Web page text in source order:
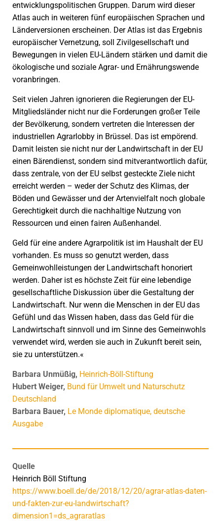
entwicklungspolitischen Gruppen. Darum wird dieser
Atlas auch in weiteren fünf europäischen Sprachen und
Länderversionen erscheinen. Der Atlas ist das Ergebnis
europäischer Vernetzung, soll Zivilgesellschaft und
Bewegungen in vielen EU-Ländern stärken und damit die
ökologische und soziale Agrar- und Ernährungswende
voranbringen.
Seit vielen Jahren ignorieren die Regierungen der EU-
Mitgliedsländer nicht nur die Forderungen großer Teile
der Bevölkerung, sondern vertreten die Interessen der
industriellen Agrarlobby in Brüssel. Das ist empörend.
Damit leisten sie nicht nur der Landwirtschaft in der EU
einen Bärendienst, sondern sind mitverantwortlich dafür,
dass zentrale, von der EU selbst gesteckte Ziele nicht
erreicht werden – weder der Schutz des Klimas, der
Böden und Gewässer und der Artenvielfalt noch globale
Gerechtigkeit durch die nachhaltige Nutzung von
Ressourcen und einen fairen Außenhandel.
Geld für eine andere Agrarpolitik ist im Haushalt der EU
vorhanden. Es muss so genutzt werden, dass
Gemeinwohlleistungen der Landwirtschaft honoriert
werden. Daher ist es höchste Zeit für eine lebendige
gesellschaftliche Diskussion über die Gestaltung der
Landwirtschaft. Nur wenn die Menschen in der EU das
Gefühl und das Wissen haben, dass das Geld für die
Landwirtschaft sinnvoll und im Sinne des Gemeinwohls
verwendet wird, werden sie auch in Zukunft bereit sein,
sie zu unterstützen.«
Barbara Unmüßig, Heinrich-Böll-Stiftung
Hubert Weiger, Bund für Umwelt und Naturschutz
Deutschland
Barbara Bauer, Le Monde diplomatique, deutsche
Ausgabe
Quelle
Heinrich Böll Stiftung
https://www.boell.de/de/2018/12/20/agrar-atlas-daten-
und-fakten-zur-eu-landwirtschaft?
dimension1=ds_agraratlas